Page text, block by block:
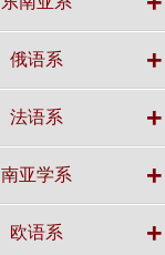
俄语系 +
法语系 +
南亚学系 +
欧语系 +